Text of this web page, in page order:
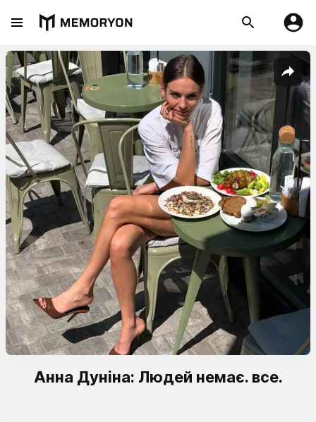
Анна Дуніна: Людей немає. все.